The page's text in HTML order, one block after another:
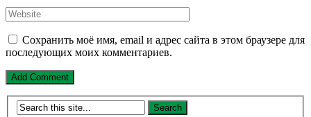
Сохранить моё имя, email и адрес сайта в этом браузере для
последующих моих комментариев.